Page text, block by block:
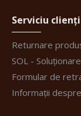
Serviciu clienți
Returnare
SOL -
Formular de
Informații